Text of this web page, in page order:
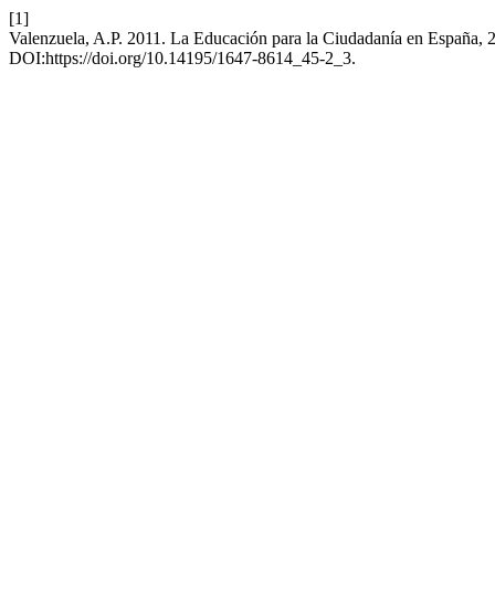
[1]
Valenzuela, A.P. 2011. La Educación para la Ciudadanía en España,
DOI:https://doi.org/10.14195/1647-8614_45-2_3.